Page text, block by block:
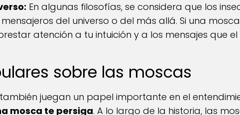
En algunas filosofías, se considera que los
del universo o del más allá. Si una
atención a tu intuición y a los mensajes que
sobre las moscas
juegan un papel importante en el
mosca te persiga. A lo largo de la historia, las